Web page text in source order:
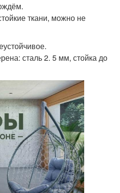
ткани, можно не
сталь 2. 5 мм, стойка до